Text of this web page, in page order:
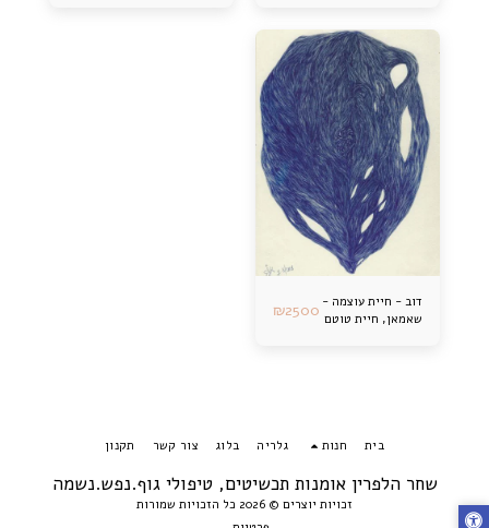
דוב - חיית עוצמה -
שאמאן, חיית טוטם
₪2500
שחר הלפרין אומנות תכשיטים, טיפולי גוף.נפש.נשמה
זכויות יוצרים © 2026 כל הזכויות שמורות
בית חנות גלריה בלוג צור קשר תקנון